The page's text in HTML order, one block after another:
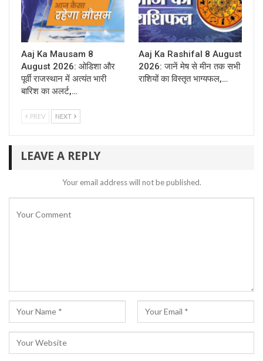
Aaj Ka Mausam 8
August 2026: ओडिशा और
पूर्वी राजस्थान में अत्यंत भारी
बारिश का अलर्ट,…
Aaj Ka Rashifal 8 August
2026: जानें मेष से मीन तक सभी
राशियों का विस्तृत भाग्यफल,…
PREV NEXT
LEAVE A REPLY
Your email address will not be published.